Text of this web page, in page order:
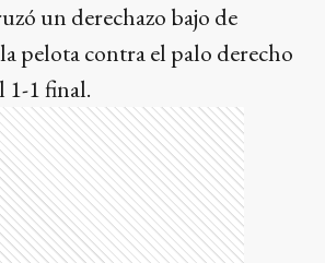
un derechazo bajo de
pelota contra el palo derecho
1-1 final.